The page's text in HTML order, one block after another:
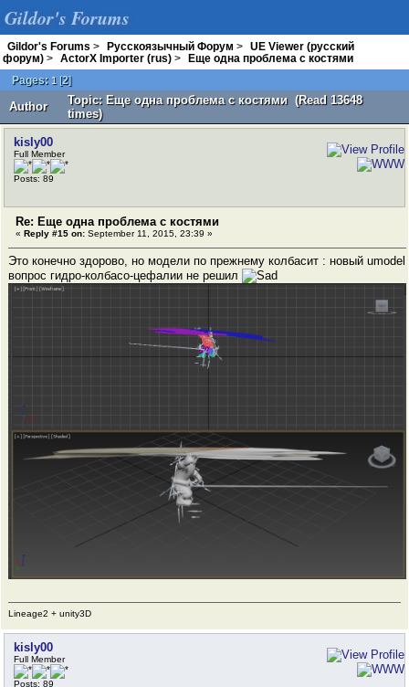
Gildor's Forums
Gildor's Forums > Русскоязычный Форум >
UE Viewer (русский
форум) > ActorX Importer (rus) >
Еще одна проблема с костями
Pages: 1 [2]
Author
Topic: Еще одна проблема с костями (Read 13648
times)
kisly00
Full Member
Posts: 89
Re: Еще одна проблема с костями
« Reply #15 on: September 11, 2015, 23:39 »
Это конечно здорово, но модели по прежнему колбасит : новый umodel
вопрос гидро-колбасо-цефалии не решил
Lineage2 + unity3D
kisly00
Full Member
Posts: 89